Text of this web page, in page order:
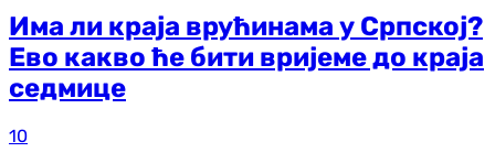
Има ли краја врућинама у Српској?
Ево какво ће бити вријеме до краја
седмице
10